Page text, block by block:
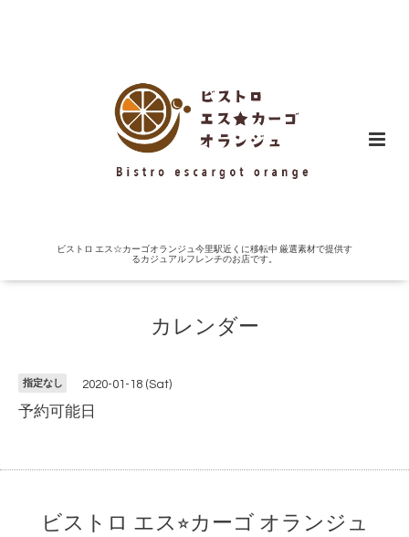
ビストロ エス☆カーゴオランジュ今里駅近くに移転中 厳選素材で提供す
るカジュアルフレンチのお店です。
カレンダー
指定なし 2020-01-18 (Sat)
予約可能日
ビストロ エス⭐︎カーゴ オランジュ